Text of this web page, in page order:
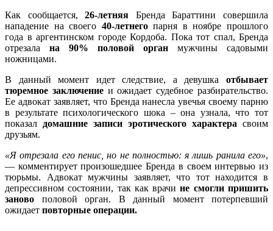
Как сообщается,26-летняя Бренда Бараттини совершила
нападение на своего 40-летнегопарня в ноябре прошлого
года в аргентинском городе Кордоба. Пока тот спал, Бренда
отрезала на 90% половой орган мужчины садовыми
ножницами.
В данный момент идет следствие, а девушка отбывает
тюремное заключениеи ожидает судебное разбирательство.
Ее адвокат заявляет, что Бренда нанесла увечья своему парню
в результате психологического шока – она узнала, что тот
показал домашние записи эротического характера своим
друзьям.
«Я отрезала его пенис, но не полностью: я лишь ранила его»,
— комментирует произошедшее Бренда в своем интервью из
тюрьмы. Адвокат мужчины заявляет, что тот находится в
депрессивном состоянии, так как врачине смогли пришить
заново половой орган. В данный момент потерпевший
ожидает повторные операции.